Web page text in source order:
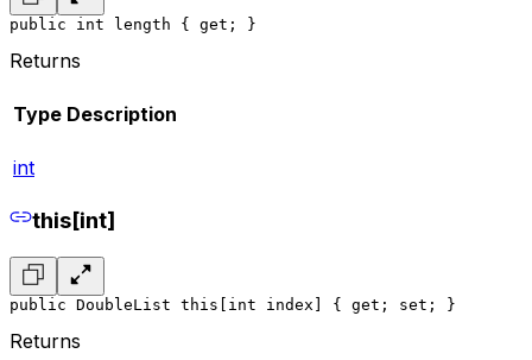
public int length { get; }
Returns
Type Description
int
this[int]
public DoubleList this[int index] { get; set; }
Returns